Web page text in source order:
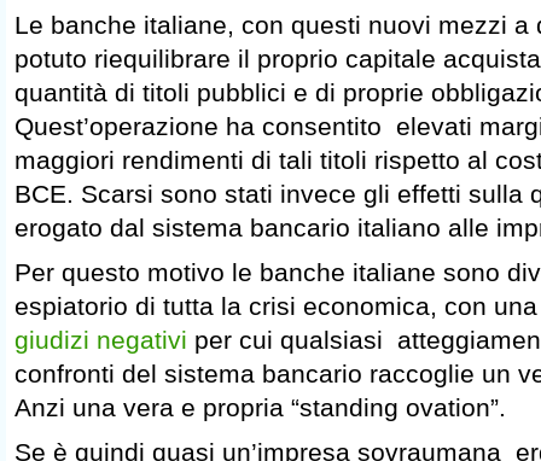
Le banche italiane, con questi nuovi mezzi a
potuto riequilibrare il proprio capitale
quantità di titoli pubblici e di proprie
Quest’operazione ha consentito elevati
maggiori rendimenti di tali titoli rispetto al
BCE. Scarsi sono stati invece gli effetti sulla
erogato dal sistema bancario italiano alle
Per questo motivo le banche italiane sono
espiatorio di tutta la crisi economica, con
giudizi negativi per cui qualsiasi
confronti del sistema bancario raccoglie un
Anzi una vera e propria “standing ovation”.
Se è quindi quasi un’impresa sovraumana